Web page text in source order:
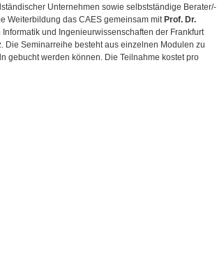
Unternehmen sowie selbstständige Berater/-
Weiterbildung das CAES gemeinsam mit Prof. Dr.
und Ingenieurwissenschaften der Frankfurt
Die Seminarreihe besteht aus einzelnen Modulen zu
gebucht werden können. Die Teilnahme kostet pro